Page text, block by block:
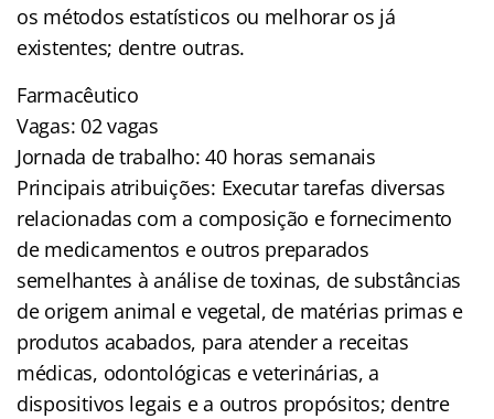
os métodos estatísticos ou melhorar os já
existentes; dentre outras.
Farmacêutico
Vagas: 02 vagas
Jornada de trabalho: 40 horas semanais
Principais atribuições: Executar tarefas diversas
relacionadas com a composição e fornecimento
de medicamentos e outros preparados
semelhantes à análise de toxinas, de substâncias
de origem animal e vegetal, de matérias primas e
produtos acabados, para atender a receitas
médicas, odontológicas e veterinárias, a
dispositivos legais e a outros propósitos; dentre